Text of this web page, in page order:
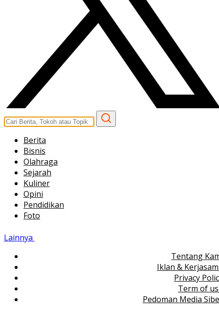
Berita
Bisnis
Olahraga
Sejarah
Kuliner
Opini
Pendidikan
Foto
Lainnya
Tentang
Iklan &
Privacy
Term of
Pedoman Media